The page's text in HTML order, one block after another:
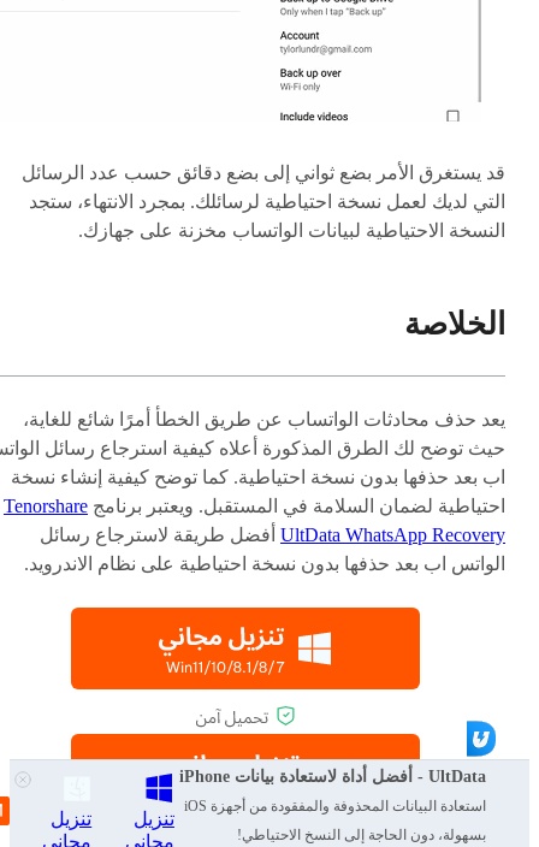
قد يستغرق الأمر بضع ثواني إلى بضع دقائق حسب عدد الرسائل
التي لديك لعمل نسخة احتياطية لرسائلك. بمجرد الانتهاء، ستجد
النسخة الاحتياطية لبيانات الواتساب مخزنة على جهازك.
الخلاصة
يعد حذف محادثات الواتساب عن طريق الخطأ أمرًا شائع للغاية،
حيث توضح لك الطرق المذكورة أعلاه كيفية استرجاع رسائل
اب بعد حذفها بدون نسخة احتياطية. كما توضح كيفية إنشاء نسخة
احتياطية لضمان السلامة في المستقبل. ويعتبر برنامج Tenorshare
UltData WhatsApp Recovery أفضل طريقة لاسترجاع رسائل
الواتس اب بعد حذفها بدون نسخة احتياطية على نظام الاندرويد.
UltData - أفضل أداة لاستعادة بيانات iPhone
استعادة البيانات المحذوفة والمفقودة من أجهزة iOS
بسهولة، دون الحاجة إلى النسخ الاحتياطي!
تنزيل
مجاني
تنزيل
مجاني